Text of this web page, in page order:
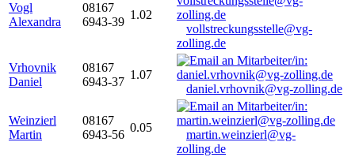
Vogl
Alexandra
08167
6943-39
1.02
vollstreckungsstelle@vg-
zolling.de
Vrhovnik
Daniel
08167
6943-37
1.07
daniel.vrhovnik@vg-zolling.de
Weinzierl
Martin
08167
6943-56
0.05
martin.weinzierl@vg-
zolling.de